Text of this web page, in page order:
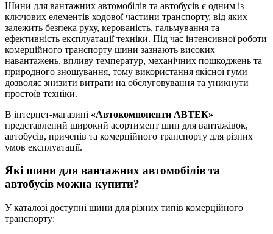
Шини для вантажних автомобілів та автобусів є одним із
ключових елементів ходової частини транспорту, від яких
залежить безпека руху, керованість, гальмування та
ефективність експлуатації техніки. Під час інтенсивної роботи
комерційного транспорту шини зазнають високих
навантажень, впливу температур, механічних пошкоджень та
природного зношування, тому використання якісної гуми
дозволяє знизити витрати на обслуговування та уникнути
простоїв техніки.
В інтернет-магазині «Автокомпоненти АВТЕК»
представлений широкий асортимент шин для вантажівок,
автобусів, причепів та комерційного транспорту для різних
умов експлуатації.
Які шини для вантажних автомобілів та
автобусів можна купити?
У каталозі доступні шини для різних типів комерційного
транспорту: